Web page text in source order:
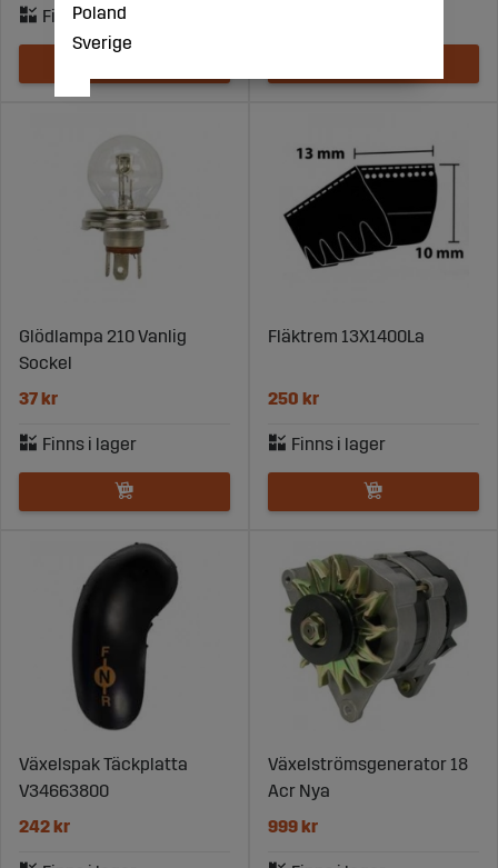
Glödlampa 210 Vanlig
Sockel
37 kr
Fläktrem 13X1400La
250 kr
Växelspak Täckplatta
V34663800
242 kr
Växelströmsgenerator 18
Acr Nya
999 kr
Poland
Sverige